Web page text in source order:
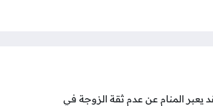
يعبر المنام عن عدم ثقة الزوجة في